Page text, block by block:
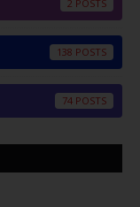
2
138
74